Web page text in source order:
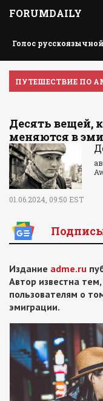
FORUMDAILY
Голос
ПУТЕШЕСТВИЕ ПО
Десять вещей,
меняются в
01.06.2024, 09:50 EST
Издание adme.ru
Автор известна
пользователям о
эмиграции.